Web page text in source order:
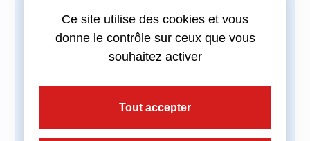
Imprimez cette actualité
Ce site utilise des cookies et vous
donne le contrôle sur ceux que vous
souhaitez activer
Tout accepter